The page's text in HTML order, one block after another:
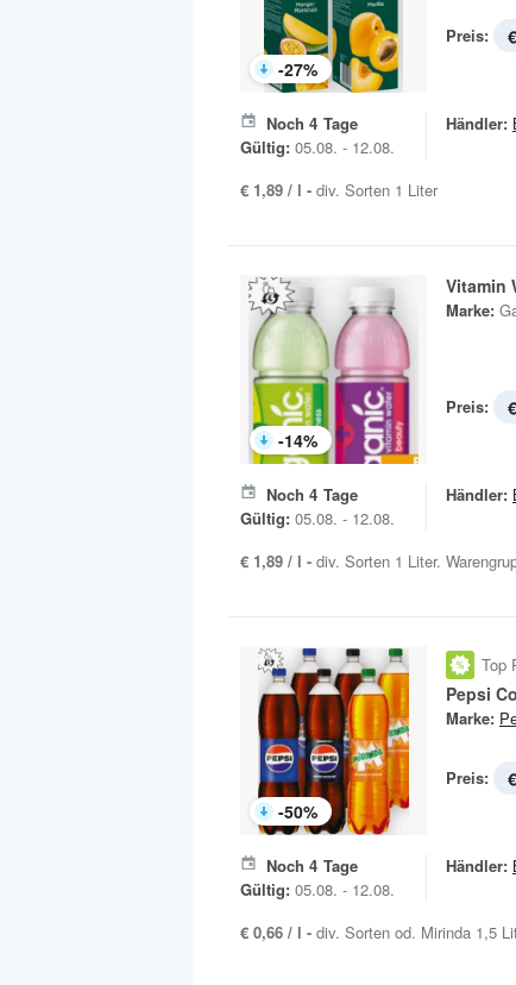
-27%
Preis:
Noch 4 Tage
Gültig: 05.08. - 12.08.
Händler:
€ 1,89 / l - div. Sorten 1 Liter
-14%
Vitamin
Marke:
Preis:
Noch 4 Tage
Gültig: 05.08. - 12.08.
Händler:
€ 1,89 / l - div. Sorten 1 Liter.
-50%
Top
Pepsi
Marke:
Preis:
Noch 4 Tage
Gültig: 05.08. - 12.08.
Händler:
€ 0,66 / l - div. Sorten od. Mirinda 1,5